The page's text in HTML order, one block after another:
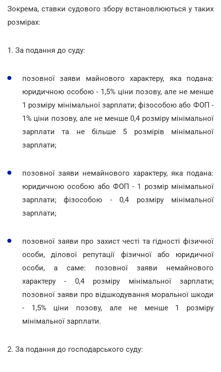
Зокрема, ставки судового збору встановлюються у таких
розмірах:
1. За подання до суду:
позовної заяви майнового характеру, яка подана:
юридичною особою - 1,5% ціни позову, але не менше
1 розміру мінімальної зарплати; фізособою або ФОП -
1% ціни позову, але не менше 0,4 розміру мінімальної
зарплати та не більше 5 розмірів мінімальної
зарплати;
позовної заяви немайнового характеру, яка подана:
юридичною особою або ФОП - 1 розмір мінімальної
зарплати; фізособою - 0,4 розміру мінімальної
зарплати;
позовної заяви про захист честі та гідності фізичної
особи, ділової репутації фізичної або юридичної
особи, а саме: позовної заяви немайнового
характеру - 0,4 розміру мінімальної зарплати;
позовної заяви про відшкодування моральної шкоди
- 1,5% ціни позову, але не менше 1 розміру
мінімальної зарплати.
2. За подання до господарського суду: